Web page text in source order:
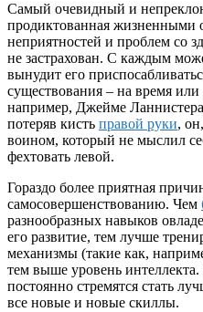
Самый очевидный и
продиктованная жизненными
неприятностей и проблем со
не застрахован. С каждым
вынудит его
существования – на время
например, Джейме
потеряв кисть правой руки,
воином, который не мыслил
фехтовать левой.
Гораздо более приятная
самосовершенствованию. Чем
разнообразных навыков
его развитие, тем лучше
механизмы (такие как,
тем выше уровень
постоянно стремятся стать
все новые и новые скиллы.